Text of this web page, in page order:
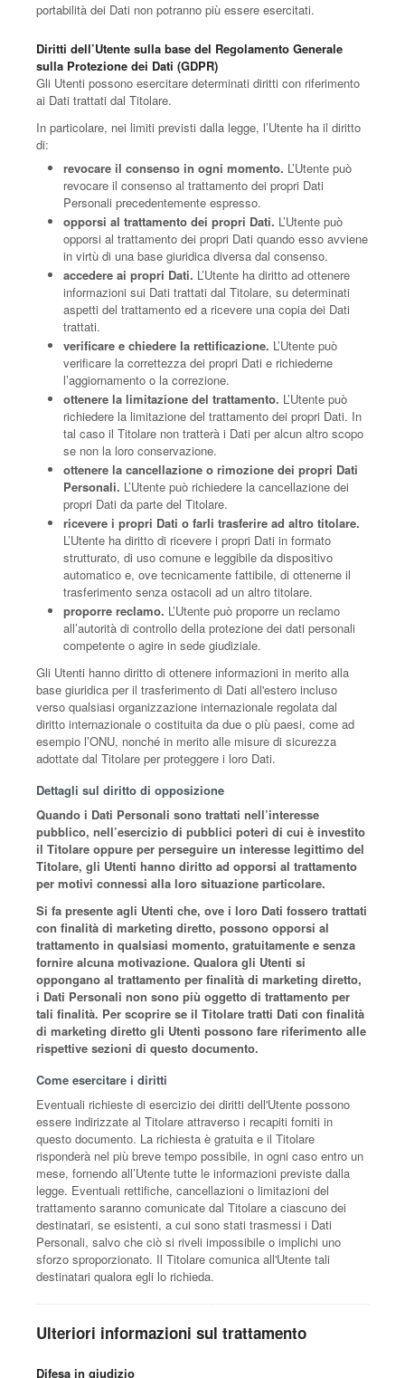
portabilità dei Dati non potranno più essere esercitati.
Diritti dell’Utente sulla base del Regolamento Generale
sulla Protezione dei Dati (GDPR)
Gli Utenti possono esercitare determinati diritti con riferimento
ai Dati trattati dal Titolare.
In particolare, nei limiti previsti dalla legge, l’Utente ha il diritto
di:
revocare il consenso in ogni momento. L’Utente può
revocare il consenso al trattamento dei propri Dati
Personali precedentemente espresso.
opporsi al trattamento dei propri Dati. L’Utente può
opporsi al trattamento dei propri Dati quando esso avviene
in virtù di una base giuridica diversa dal consenso.
accedere ai propri Dati. L’Utente ha diritto ad ottenere
informazioni sui Dati trattati dal Titolare, su determinati
aspetti del trattamento ed a ricevere una copia dei Dati
trattati.
verificare e chiedere la rettificazione. L’Utente può
verificare la correttezza dei propri Dati e richiederne
l’aggiornamento o la correzione.
ottenere la limitazione del trattamento. L’Utente può
richiedere la limitazione del trattamento dei propri Dati. In
tal caso il Titolare non tratterà i Dati per alcun altro scopo
se non la loro conservazione.
ottenere la cancellazione o rimozione dei propri Dati
Personali. L’Utente può richiedere la cancellazione dei
propri Dati da parte del Titolare.
ricevere i propri Dati o farli trasferire ad altro titolare.
L’Utente ha diritto di ricevere i propri Dati in formato
strutturato, di uso comune e leggibile da dispositivo
automatico e, ove tecnicamente fattibile, di ottenerne il
trasferimento senza ostacoli ad un altro titolare.
proporre reclamo. L’Utente può proporre un reclamo
all’autorità di controllo della protezione dei dati personali
competente o agire in sede giudiziale.
Gli Utenti hanno diritto di ottenere informazioni in merito alla
base giuridica per il trasferimento di Dati all'estero incluso
verso qualsiasi organizzazione internazionale regolata dal
diritto internazionale o costituita da due o più paesi, come ad
esempio l’ONU, nonché in merito alle misure di sicurezza
adottate dal Titolare per proteggere i loro Dati.
Dettagli sul diritto di opposizione
Quando i Dati Personali sono trattati nell’interesse
pubblico, nell’esercizio di pubblici poteri di cui è investito
il Titolare oppure per perseguire un interesse legittimo del
Titolare, gli Utenti hanno diritto ad opporsi al trattamento
per motivi connessi alla loro situazione particolare.
Si fa presente agli Utenti che, ove i loro Dati fossero trattati
con finalità di marketing diretto, possono opporsi al
trattamento in qualsiasi momento, gratuitamente e senza
fornire alcuna motivazione. Qualora gli Utenti si
oppongano al trattamento per finalità di marketing diretto,
i Dati Personali non sono più oggetto di trattamento per
tali finalità. Per scoprire se il Titolare tratti Dati con finalità
di marketing diretto gli Utenti possono fare riferimento alle
rispettive sezioni di questo documento.
Come esercitare i diritti
Eventuali richieste di esercizio dei diritti dell'Utente possono
essere indirizzate al Titolare attraverso i recapiti forniti in
questo documento. La richiesta è gratuita e il Titolare
risponderà nel più breve tempo possibile, in ogni caso entro un
mese, fornendo all’Utente tutte le informazioni previste dalla
legge. Eventuali rettifiche, cancellazioni o limitazioni del
trattamento saranno comunicate dal Titolare a ciascuno dei
destinatari, se esistenti, a cui sono stati trasmessi i Dati
Personali, salvo che ciò si riveli impossibile o implichi uno
sforzo sproporzionato. Il Titolare comunica all'Utente tali
destinatari qualora egli lo richieda.
Ulteriori informazioni sul trattamento
Difesa in giudizio